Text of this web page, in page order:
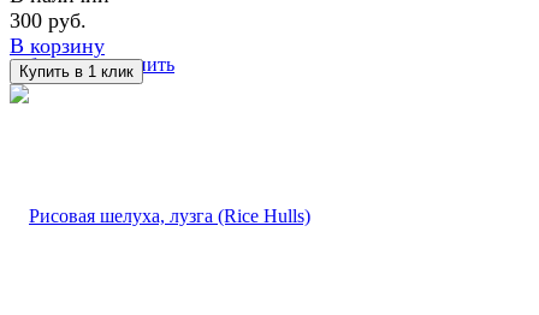
избранное сравнить
300 руб.
В корзину